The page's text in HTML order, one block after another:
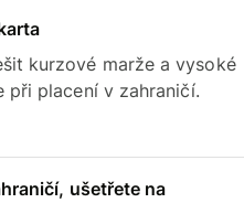
kurzové marže a vysoké
při placení v zahraničí.
ušetřete na